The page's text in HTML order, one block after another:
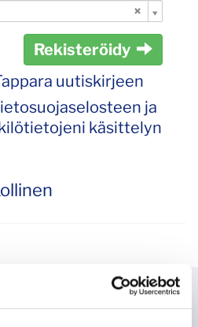
Rekisteröidy
uutiskirjeen
ja
käsittelyn